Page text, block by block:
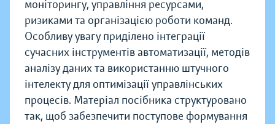
моніторингу, управління ресурсами,
ризиками та організацією роботи команд.
Особливу увагу приділено інтеграції
сучасних інструментів автоматизації, методів
аналізу даних та використанню штучного
інтелекту для оптимізації управлінських
процесів. Матеріал посібника структуровано
так, щоб забезпечити поступове формування